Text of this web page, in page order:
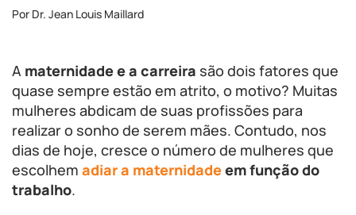
Por Dr. Jean Louis Maillard
A maternidade e a carreira são dois fatores que
quase sempre estão em atrito, o motivo? Muitas
mulheres abdicam de suas profissões para
realizar o sonho de serem mães. Contudo, nos
dias de hoje, cresce o número de mulheres que
escolhem adiar a maternidadeem função do
trabalho.